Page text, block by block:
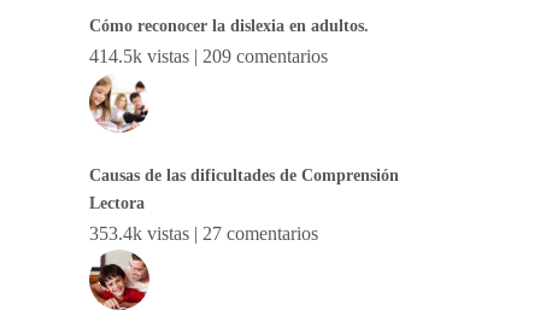
Cómo reconocer la dislexia en adultos.
414.5k vistas | 209 comentarios
Causas de las dificultades de Comprensión
Lectora
353.4k vistas | 27 comentarios